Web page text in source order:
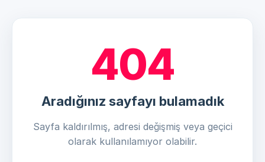
404
Aradığınız sayfayı bulamadık
Sayfa kaldırılmış, adresi değişmiş veya geçici
olarak kullanılamıyor olabilir.